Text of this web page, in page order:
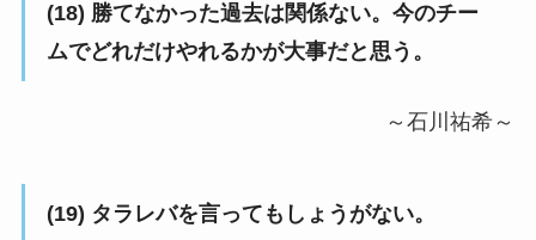
(18) 勝てなかった過去は関係ない。今のチー
ムでどれだけやれるかが大事だと思う。
～石川祐希～
(19) タラレバを言ってもしょうがない。